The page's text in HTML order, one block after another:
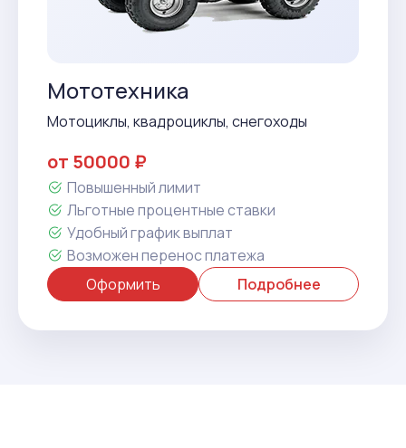
Мототехника
Мотоциклы, квадроциклы, снегоходы
от 50000 ₽
Повышенный лимит
Льготные процентные ставки
Удобный график выплат
Возможен перенос платежа
Оформить
Подробнее